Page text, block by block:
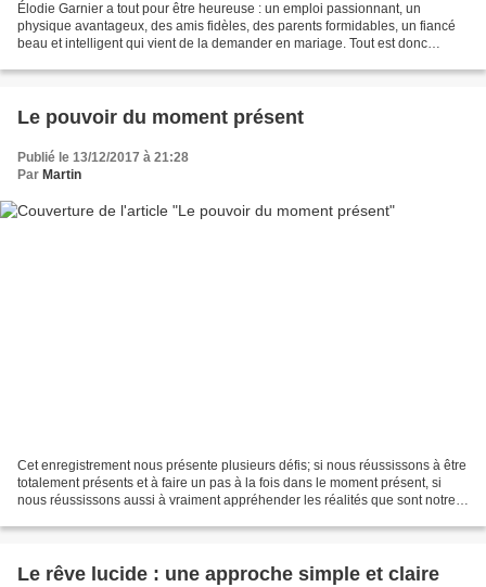
Élodie Garnier a tout pour être heureuse : un emploi passionnant, un
physique avantageux, des amis fidèles, des parents formidables, un fiancé
beau et intelligent qui vient de la demander en mariage. Tout est donc
Le pouvoir du moment présent
Publié le 13/12/2017 à 21:28
Par Martin
Cet enregistrement nous présente plusieurs défis; si nous réussissons à être
totalement présents et à faire un pas à la fois dans le moment présent, si
nous réussissons aussi à vraiment appréhender les réalités que sont notre
Le rêve lucide : une approche simple et claire